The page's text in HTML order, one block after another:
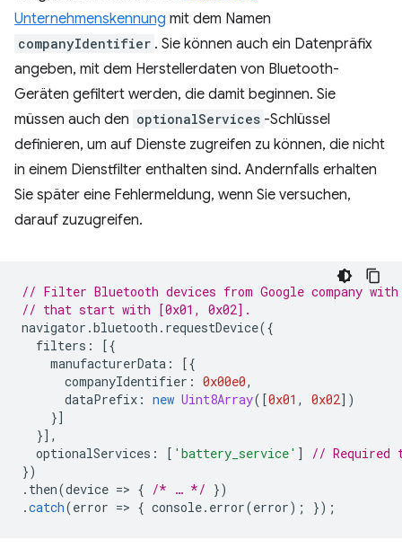
Unternehmenskennung mit dem Namen
companyIdentifier . Sie können auch ein Datenpräfix
angeben, mit dem Herstellerdaten von Bluetooth-
Geräten gefiltert werden, die damit beginnen. Sie
müssen auch den optionalServices -Schlüssel
definieren, um auf Dienste zugreifen zu können, die nicht
in einem Dienstfilter enthalten sind. Andernfalls erhalten
Sie später eine Fehlermeldung, wenn Sie versuchen,
darauf zuzugreifen.
// Filter Bluetooth devices from Google company
// that start with [0x01, 0x02].
navigator .bluetooth . requestDevice({
filters :
[{
manufacturerData :
[{
companyIdentifier : 0x00e0,
dataPrefix : new Uint8Array([0x01 , 0x02])
}]
}],
optionalServices : [ 'battery_service' ]
// Required
})
. then(device => { /* … */ })
.catch(error => { console. error(error); });